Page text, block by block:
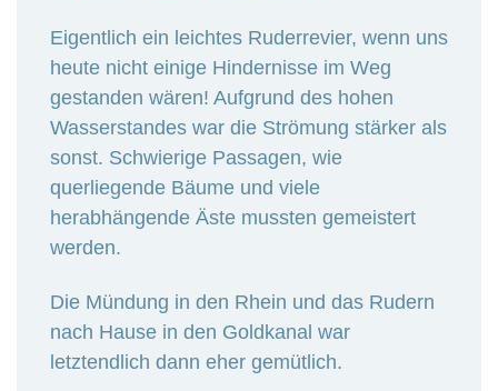
Eigentlich ein leichtes Ruderrevier, wenn uns
heute nicht einige Hindernisse im Weg
gestanden wären! Aufgrund des hohen
Wasserstandes war die Strömung stärker als
sonst. Schwierige Passagen, wie
querliegende Bäume und viele
herabhängende Äste mussten gemeistert
werden.
Die Mündung in den Rhein und das Rudern
nach Hause in den Goldkanal war
letztendlich dann eher gemütlich.